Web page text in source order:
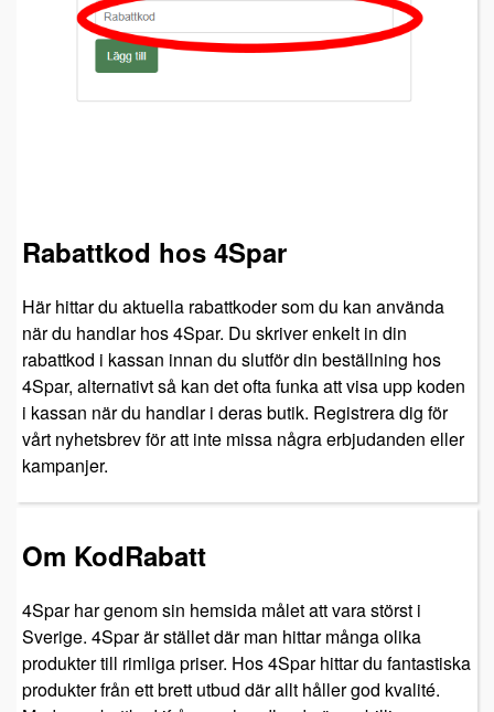
Rabattkod hos 4Spar
Här hittar du aktuella rabattkoder som du kan använda
när du handlar hos 4Spar. Du skriver enkelt in din
rabattkod i kassan innan du slutför din beställning hos
4Spar, alternativt så kan det ofta funka att visa upp koden
i kassan när du handlar i deras butik. Registrera dig för
vårt nyhetsbrev för att inte missa några erbjudanden eller
kampanjer.
Om KodRabatt
4Spar har genom sin hemsida målet att vara störst i
Sverige. 4Spar är stället där man hittar många olika
produkter till rimliga priser. Hos 4Spar hittar du fantastiska
produkter från ett brett utbud där allt håller god kvalité.